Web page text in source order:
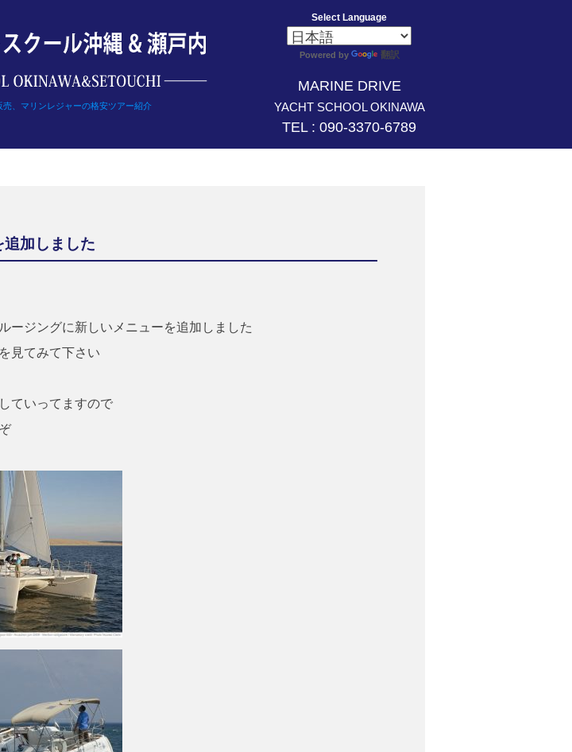
、マリンレジャーの格安ツアー紹介
Select Language
Powered by 翻訳
MARINE DRIVE
YACHT SCHOOL OKINAWA
TEL : 090-3370-6789
加しました
ージングに新しいメニューを追加しました
見てみて下さい
ていってますので